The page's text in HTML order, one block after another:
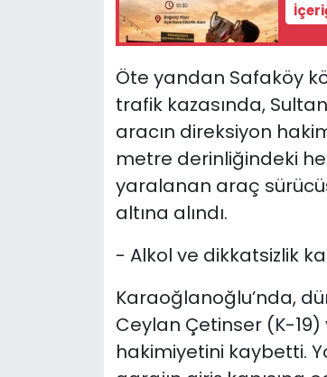
Öte yandan Safaköy
trafik kazasında,
aracın direksiyon
metre derinliğindeki
yaralanan araç
altına alındı.
- Alkol ve dikkatsizlik
Karaoğlanoğlu’nda,
Ceylan Çetinser (K-19)
hakimiyetini kaybetti.